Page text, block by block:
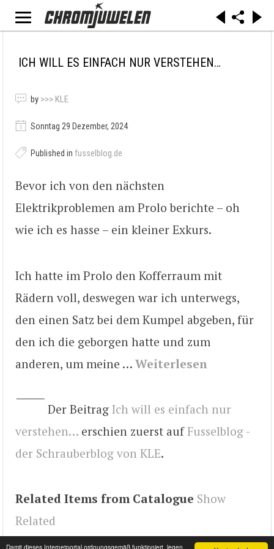
Damit dieses Internetportal ordnungsgemäß funktioniert, legen
ICH WILL ES EINFACH NUR VERSTEHEN…
by >>> KLE
Sonntag 29 Dezember, 2024
Published in fusselblog.de
Bevor ich von den nächsten
Elektrikproblemen am Prolo berichte – oh
wie ich es hasse – ein kleiner Exkurs.
Ich hatte im Prolo den Kofferraum mit
Rädern voll, deswegen war ich unterwegs,
den einen Satz bei dem Kumpel abgeben, für
den ich die geborgen hatte und zum
anderen, um meine … Weiterlesen
Der Beitrag Ich will es einfach nur
verstehen… erschien zuerst auf Fusselblog -
der Schrauberblog von KLE.
Related Items from Catalogue Show
Related
Tags VW Prolo